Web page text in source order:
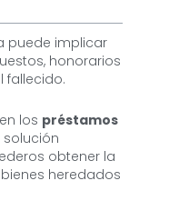
puede implicar
honorarios
fallecido.
los préstamos
solución
obtener la
heredados